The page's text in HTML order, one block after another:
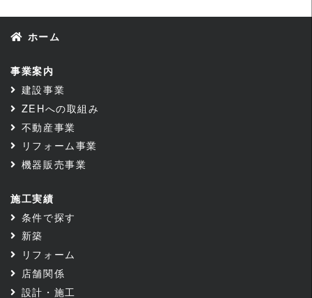
ホーム
事業案内
建設事業
ZEHへの取組み
不動産事業
リフォーム事業
機器販売事業
施工実績
条件で探す
新築
リフォーム
店舗関係
設計・施工